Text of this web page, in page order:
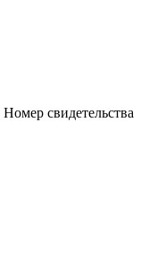
Номер свидетельства